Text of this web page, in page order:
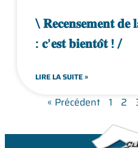
\ 𝐑𝐞𝐜𝐞𝐧𝐬𝐞𝐦𝐞𝐧𝐭 𝐝𝐞
: 𝐜’𝐞𝐬𝐭 𝐛𝐢𝐞𝐧𝐭𝐨̂𝐭 ! /
LIRE LA SUITE »
« Précédent 1 2